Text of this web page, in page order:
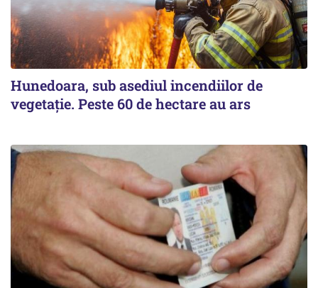
Hunedoara, sub asediul incendiilor de
vegetație. Peste 60 de hectare au ars